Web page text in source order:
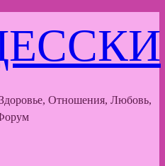
Отношения, Любовь,